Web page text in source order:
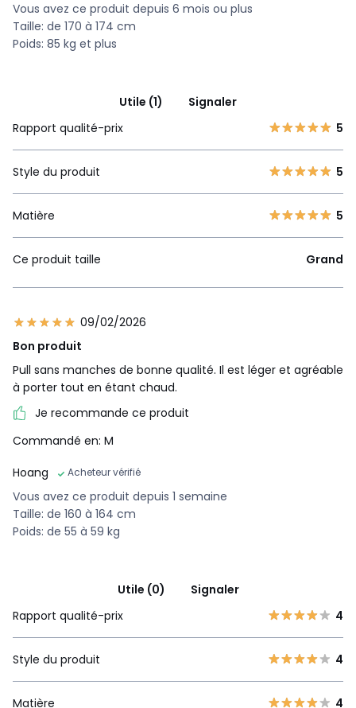
Vous avez ce produit depuis 6 mois ou plus
Taille: de 170 à 174 cm
Poids: 85 kg et plus
Utile (1)
Signaler
Rapport qualité-prix
5
Style du produit 5
Matière 5
Ce produit taille Grand
09/02/2026
Bon produit
Pull sans manches de bonne qualité. Il est léger et agréable
à porter tout en étant chaud.
Je recommande ce produit
Commandé en: M
Hoang
Acheteur vérifié
Vous avez ce produit depuis 1 semaine
Taille: de 160 à 164 cm
Poids: de 55 à 59 kg
Utile (0)
Signaler
Rapport qualité-prix
4
Style du produit 4
Matière 4